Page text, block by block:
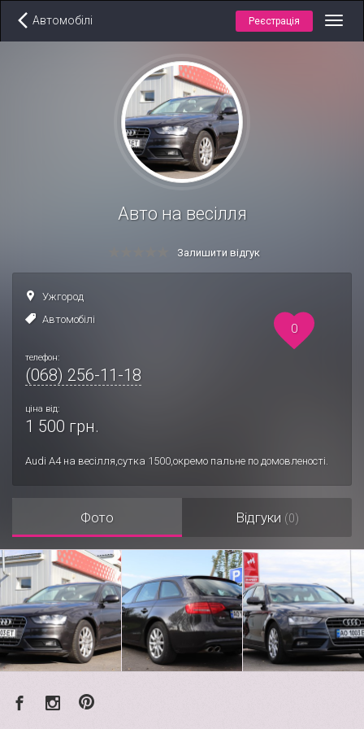
Автомобілі Реєстрація
Авто на весілля
Залишити відгук
Ужгород
Автомобілі
телефон:
(068) 256-11-18
ціна від:
1 500 грн.
Audi A4 на весілля,сутка 1500,окремо пальне по домовленості.
0
Фото Відгуки (0)